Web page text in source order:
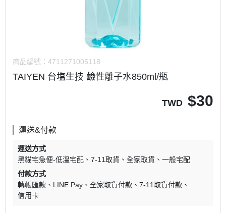
商品編號： 4711271005118
TAIYEN 台塩生技 鹼性離子水850ml/瓶
TWD $30
運送&付款
運送方式
黑貓宅急便-低溫宅配
7-11取貨 全家取貨
一般宅配
付款方式
轉帳匯款
LINE Pay 全家取貨付款
7-11取貨付款
信用卡